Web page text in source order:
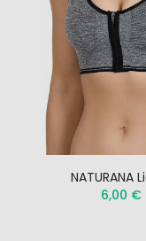
NATURANA
6,00 €